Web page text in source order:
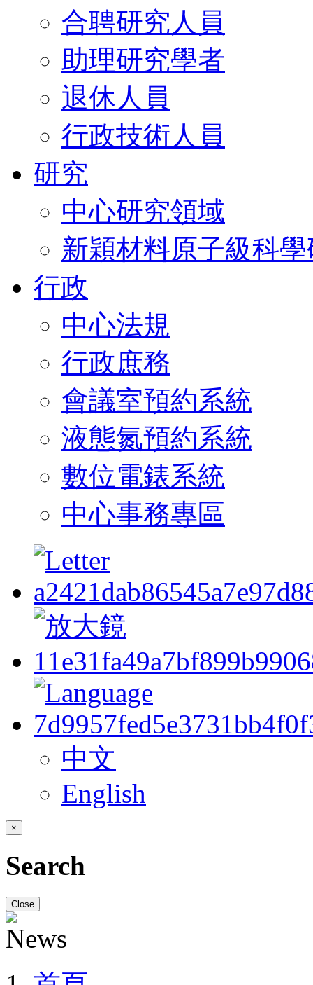
合聘研究人員
助理研究學者
退休人員
行政技術人員
研究
中心研究領域
新穎材料原子級科
行政
中心法規
行政庶務
會議室預約系統
液態氮預約系統
數位電錶系統
中心事務專區
中文
English
×
Search
Close